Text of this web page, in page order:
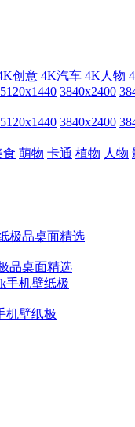
创意 4K汽车 4K人物
5120x1440 3840x2400
5120x1440 3840x2400
食 萌物 卡通 植物 人物
品桌面精选
机壁纸极